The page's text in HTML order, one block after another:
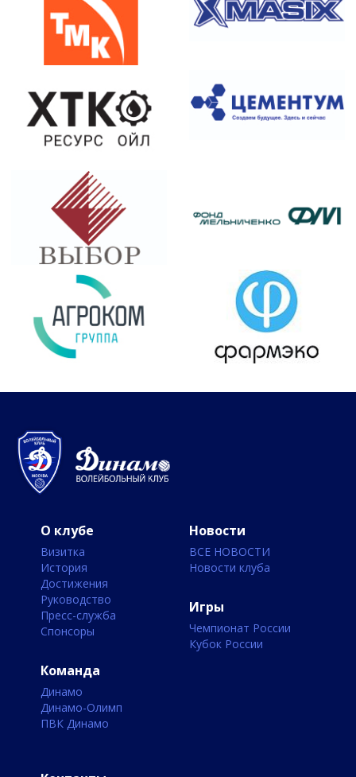
О клубе
Визитка
История
Достижения
Руководство
Пресс-служба
Спонсоры
Команда
Динамо
Динамо-Олимп
ПВК Динамо
Новости
ВСЕ НОВОСТИ
Новости клуба
Игры
Чемпионат России
Кубок России